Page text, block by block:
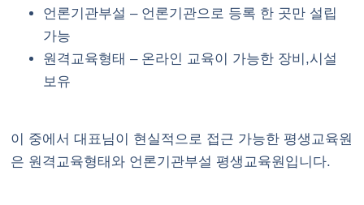
언론기관부설 – 언론기관으로 등록 한 곳만 설립
가능
원격교육형태 – 온라인 교육이 가능한 장비,시설
보유
이 중에서 대표님이 현실적으로 접근 가능한 평생교육원
은 원격교육형태와 언론기관부설 평생교육원입니다.